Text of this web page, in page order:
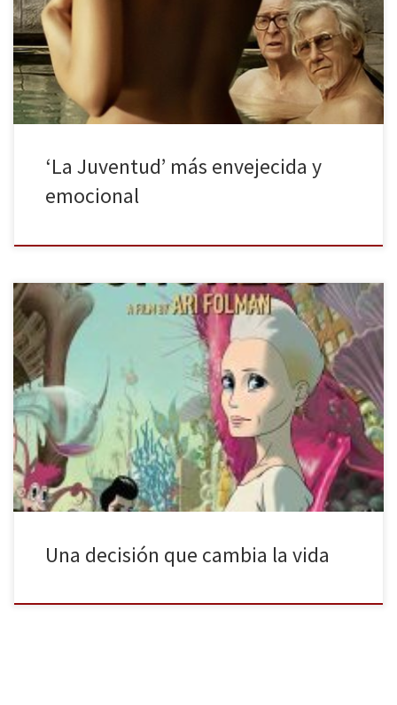
lo que le espera al espectador durante las dos horas que dura la
trama. Paolo Sorrentino ha regresado a la gran pantalla con una
película que rompe las […]
‘La Juventud’ más envejecida y
emocional
El próximo 16 de Mayo podremos disfrutar en la gran pantalla de
la última película del director israelí Ari Foldman, “The Congress”,
donde las pequeñas decisiones traen consecuencias inabarcables
e inimaginables. Robin Wright (Robin Wright Penn), es una
veterana actriz ya retirada. Tiene un día a día complicado: debe
cuidar […]
Una decisión que cambia la vida